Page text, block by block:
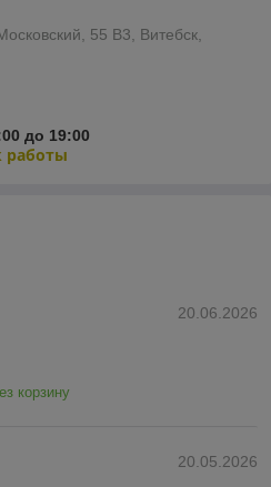
55 B3, Витебск,
до 19:00
работы
20.06.2026
корзину
20.05.2026